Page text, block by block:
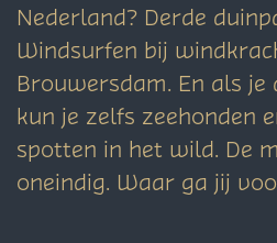
Nederland? Derde
Windsurfen bij
Brouwersdam. En als
kun je zelfs zeehonden
spotten in het wild. De
oneindig. Waar ga jij